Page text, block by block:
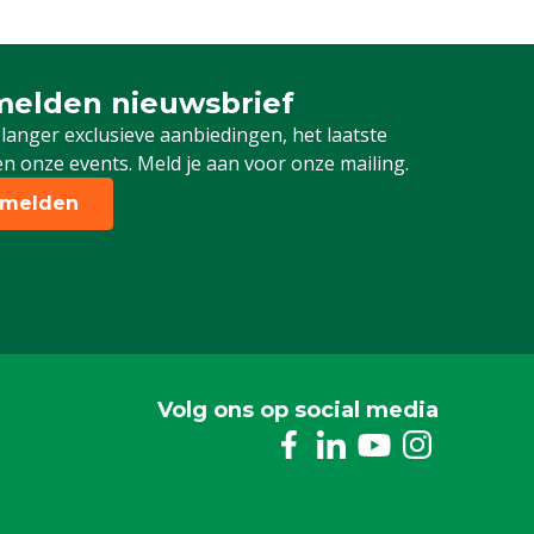
nieuwsbrief
exclusieve aanbiedingen, het laatste
onze events. Meld je aan voor onze mailing.
in voor onze nieuwsbrief
Volg ons op social media